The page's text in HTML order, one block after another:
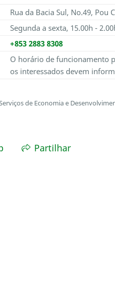
Rua da Bacia Sul, No.49, Pou
Segunda a sexta, 15.00h -
+853 2883 8308
O horário de funcionamento
os interessados devem
de Economia e
Partilhar